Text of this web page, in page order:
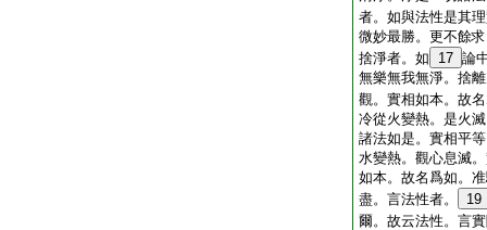
者。如與法性是其
微妙最勝。更不餘
捨淨者。如
17 論
無樂無我無淨。捨
觀。實相如本。故
冷從火變熱。是火
諸法如是。實相平
水變熱。觀心息滅
如本。故名爲如。
盡。言法性者。
19
爾。故云法性。言